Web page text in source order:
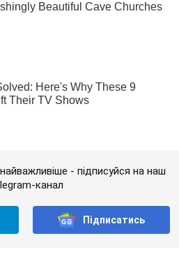
- підписуйся на наш
канал
Підписатись